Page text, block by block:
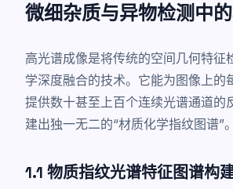
微细杂质与异物检测中
高光谱成像是将传统的空间几何特征
学深度融合的技术。它能为图像上的
提供数十甚至上百个连续光谱通道的
建出独一无二的“材质化学指纹图谱”。
1.1 物质指纹光谱特征图谱构